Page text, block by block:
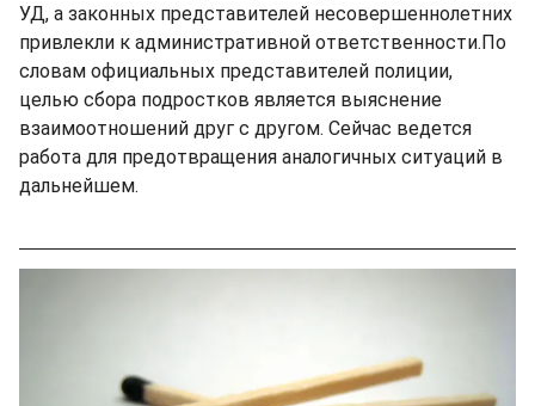
УД, а законных представителей несовершеннолетних
привлекли к административной ответственности.По
словам официальных представителей полиции,
целью сбора подростков является выяснение
взаимоотношений друг с другом. Сейчас ведется
работа для предотвращения аналогичных ситуаций в
дальнейшем.